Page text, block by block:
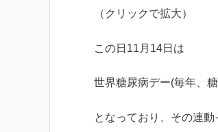
（クリックで拡大）
この日11月14日は
世界糖尿病デー(毎年、
となっており、その連動